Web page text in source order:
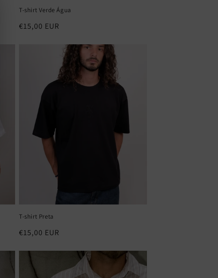
T-shirt Verde Água
Preço
€15,00 EUR
T-shirt Preta
Preço
€15,00 EUR